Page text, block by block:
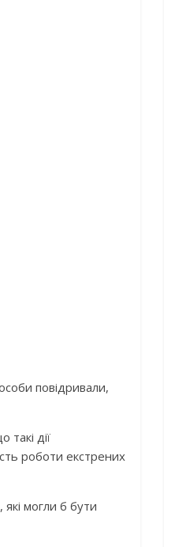
повідривали,
дії
роботи екстрених
могли б бути